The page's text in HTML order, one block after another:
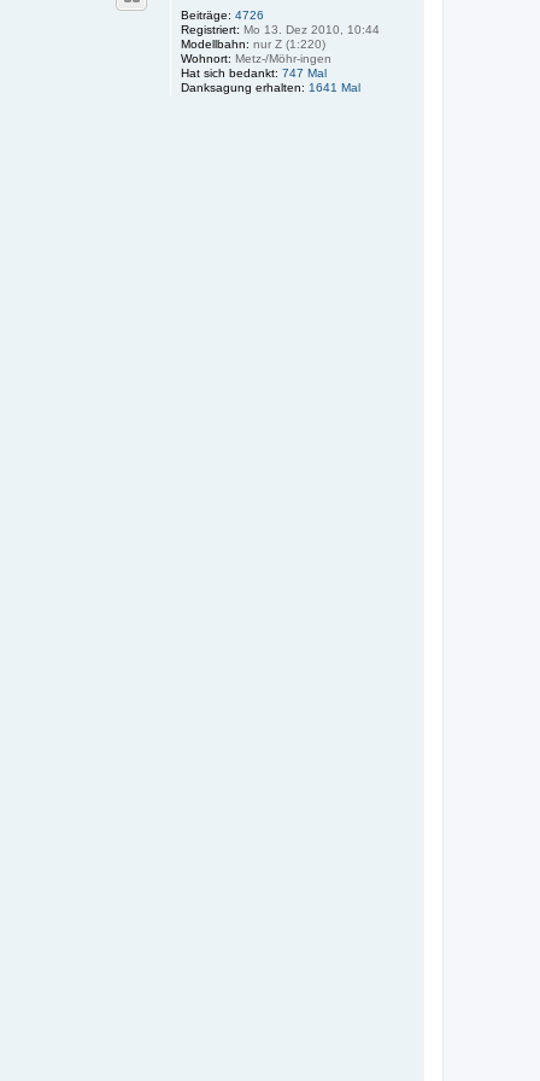
Beiträge: 4726
Registriert: Mo 13. Dez 2010, 10:44
Modellbahn: nur Z (1:220)
Wohnort: Metz-/Möhr-ingen
Hat sich bedankt: 747 Mal
Danksagung erhalten: 1641 Mal